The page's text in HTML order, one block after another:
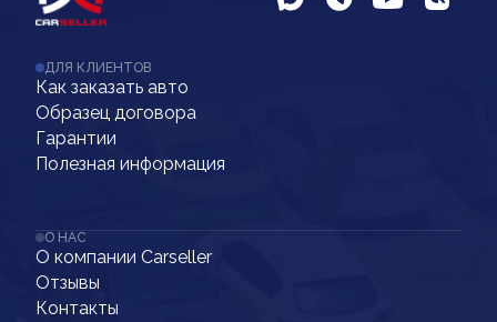
ДЛЯ КЛИЕНТОВ
Как заказать авто
Образец договора
Гарантии
Полезная информация
О НАС
О компании Carseller
Отзывы
Контакты